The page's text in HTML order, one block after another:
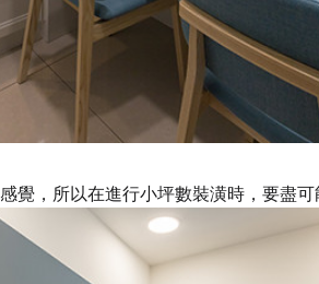
，所以在進行小坪數裝潢時，要盡可